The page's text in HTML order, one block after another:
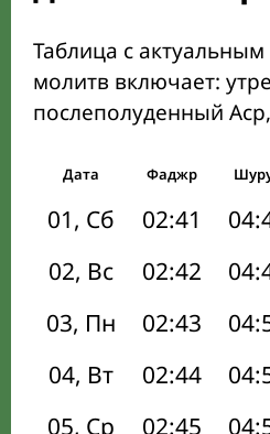
Таблица с
молитв включает:
послеполуденный
Дата Фаджр
01, Сб 02:41
02, Вс
02:42
03, Пн
02:43
04, Вт
02:44
05, Ср
02:45